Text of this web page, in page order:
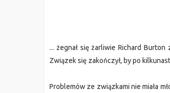
... żegnał się żarliwie Richard
Związek się zakończył, by po
Problemów ze związkami nie miała